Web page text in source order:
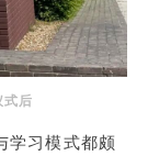
式后
学习模式都颇